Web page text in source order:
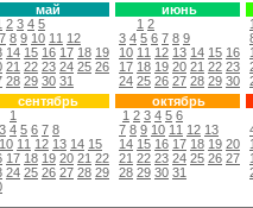
май
2 3 4 5
7 8 9 10 11 12
14 15 16 17 18 19
21 22 23 24 25 26
28 29 30 31
июнь
1 2
3 4 5 6 7 8 9
10 11 12 13 14 15 16
17 18 19 20 21 22 23
24 25 26 27 28 29 30
сентябрь
1
3 4 5 6 7 8
10 11 12 13 14 15
17 18 19 20 21 22
24 25 26 27 28 29
октябрь
1 2 3 4 5 6
7 8 9 10 11 12 13
14 15 16 17 18 19 20
21 22 23 24 25 26 27
28 29 30 31